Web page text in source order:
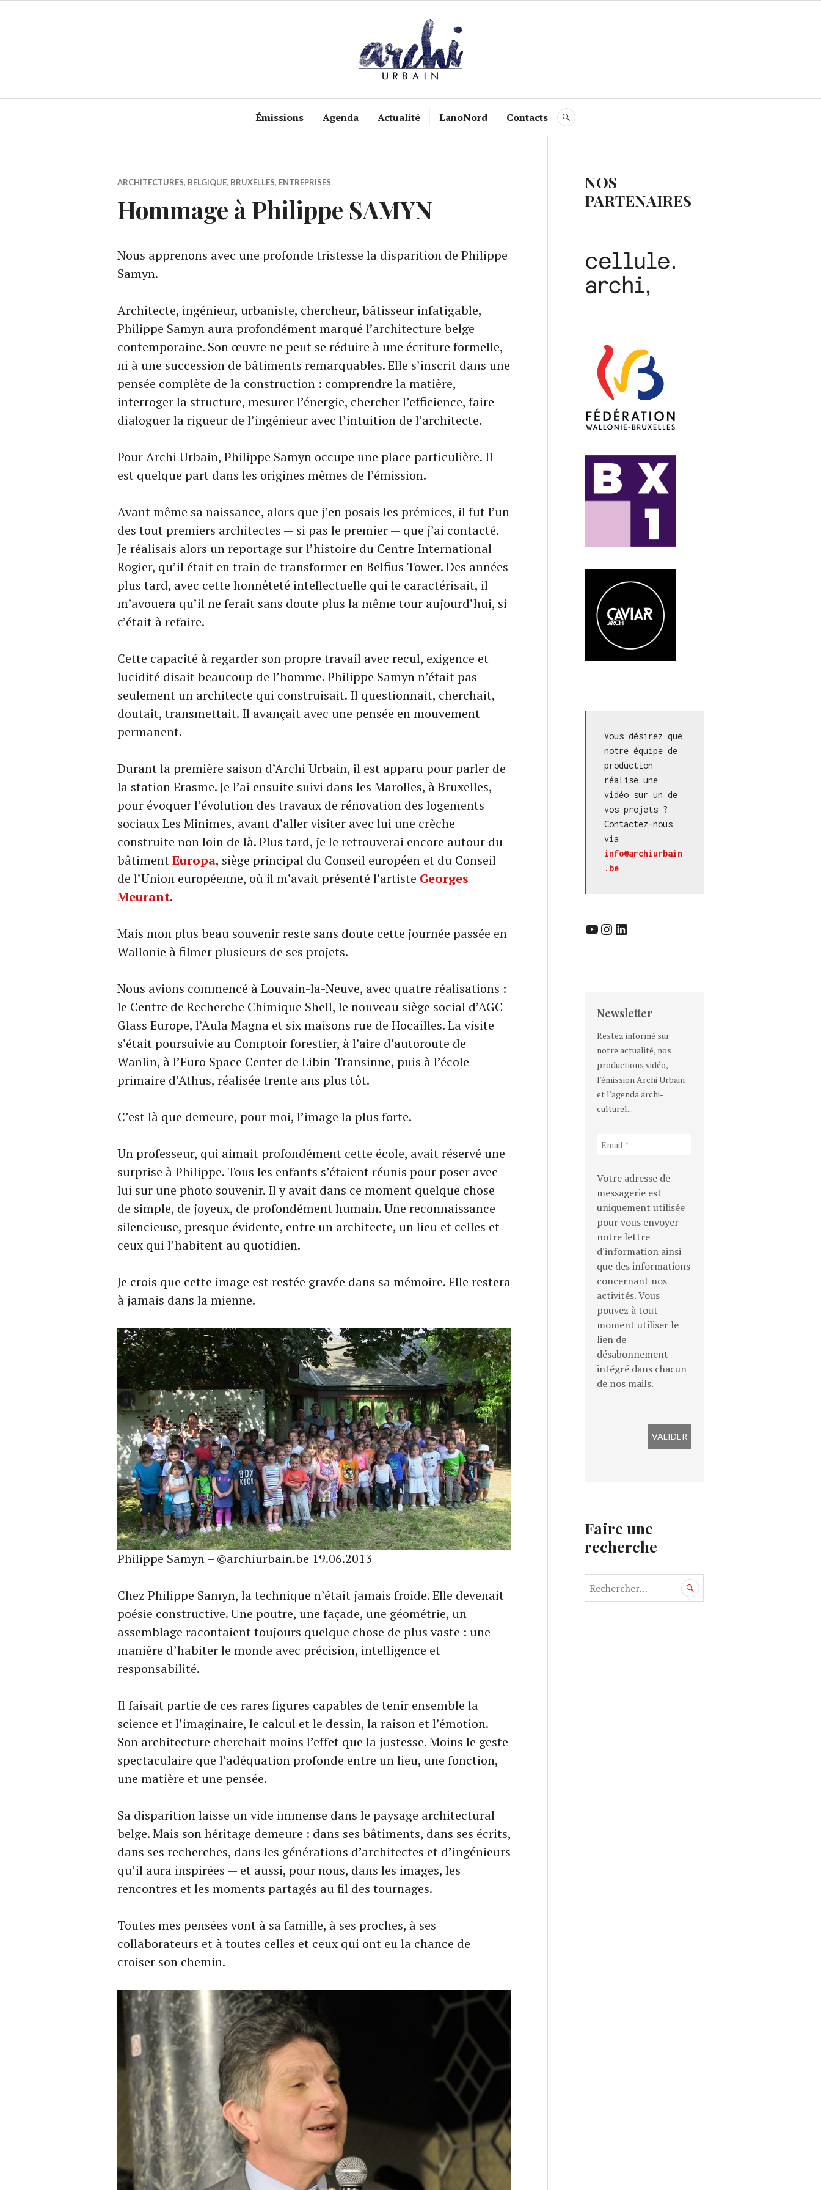
Émissions Agenda Actualité LanoNord Contacts RECHERCHE
ARCHITECTURES, BELGIQUE, BRUXELLES, ENTREPRISES
Hommage à Philippe SAMYN
Nous apprenons avec une profonde tristesse la disparition de Philippe
Samyn.
Architecte, ingénieur, urbaniste, chercheur, bâtisseur infatigable,
Philippe Samyn aura profondément marqué l’architecture belge
contemporaine. Son œuvre ne peut se réduire à une écriture formelle,
ni à une succession de bâtiments remarquables. Elle s’inscrit dans une
pensée complète de la construction : comprendre la matière,
interroger la structure, mesurer l’énergie, chercher l’efficience, faire
dialoguer la rigueur de l’ingénieur avec l’intuition de l’architecte.
Pour Archi Urbain, Philippe Samyn occupe une place particulière. Il
est quelque part dans les origines mêmes de l’émission.
Avant même sa naissance, alors que j’en posais les prémices, il fut l’un
des tout premiers architectes — si pas le premier — que j’ai contacté.
Je réalisais alors un reportage sur l’histoire du Centre International
Rogier, qu’il était en train de transformer en Belfius Tower. Des années
plus tard, avec cette honnêteté intellectuelle qui le caractérisait, il
m’avouera qu’il ne ferait sans doute plus la même tour aujourd’hui, si
c’était à refaire.
Cette capacité à regarder son propre travail avec recul, exigence et
lucidité disait beaucoup de l’homme. Philippe Samyn n’était pas
seulement un architecte qui construisait. Il questionnait, cherchait,
doutait, transmettait. Il avançait avec une pensée en mouvement
permanent.
Durant la première saison d’Archi Urbain, il est apparu pour parler de
la station Erasme. Je l’ai ensuite suivi dans les Marolles, à Bruxelles,
pour évoquer l’évolution des travaux de rénovation des logements
sociaux Les Minimes, avant d’aller visiter avec lui une crèche
construite non loin de là. Plus tard, je le retrouverai encore autour du
bâtimentEuropa, siège principal du Conseil européen et du Conseil
de l’Union européenne, où il m’avait présenté l’artiste Georges
Meurant.
Mais mon plus beau souvenir reste sans doute cette journée passée en
Wallonie à filmer plusieurs de ses projets.
Nous avions commencé à Louvain-la-Neuve, avec quatre réalisations :
le Centre de Recherche Chimique Shell, le nouveau siège social d’AGC
Glass Europe, l’Aula Magna et six maisons rue de Hocailles. La visite
s’était poursuivie au Comptoir forestier, à l’aire d’autoroute de
Wanlin, à l’Euro Space Center de Libin-Transinne, puis à l’école
primaire d’Athus, réalisée trente ans plus tôt.
C’est là que demeure, pour moi, l’image la plus forte.
Un professeur, qui aimait profondément cette école, avait réservé une
surprise à Philippe. Tous les enfants s’étaient réunis pour poser avec
lui sur une photo souvenir. Il y avait dans ce moment quelque chose
de simple, de joyeux, de profondément humain. Une reconnaissance
silencieuse, presque évidente, entre un architecte, un lieu et celles et
ceux qui l’habitent au quotidien.
Je crois que cette image est restée gravée dans sa mémoire. Elle restera
à jamais dans la mienne.
Philippe Samyn – ©archiurbain.be 19.06.2013
Chez Philippe Samyn, la technique n’était jamais froide. Elle devenait
poésie constructive. Une poutre, une façade, une géométrie, un
assemblage racontaient toujours quelque chose de plus vaste : une
manière d’habiter le monde avec précision, intelligence et
responsabilité.
Il faisait partie de ces rares figures capables de tenir ensemble la
science et l’imaginaire, le calcul et le dessin, la raison et l’émotion.
Son architecture cherchait moins l’effet que la justesse. Moins le geste
spectaculaire que l’adéquation profonde entre un lieu, une fonction,
une matière et une pensée.
Sa disparition laisse un vide immense dans le paysage architectural
belge. Mais son héritage demeure : dans ses bâtiments, dans ses écrits,
dans ses recherches, dans les générations d’architectes et d’ingénieurs
qu’il aura inspirées — et aussi, pour nous, dans les images, les
rencontres et les moments partagés au fil des tournages.
Toutes mes pensées vont à sa famille, à ses proches, à ses
collaborateurs et à toutes celles et ceux qui ont eu la chance de
croiser son chemin.
NOS
PARTENAIRES
Vous désirez que
notre équipe de
production
réalise une
vidéo sur un de
vos projets ?
Contactez-nous
info@archiurbain
.be
YouTube InstagramLinkedIn
Newsletter
Restez informé sur
notre actualité, nos
productions vidéo,
l'émission Archi Urbain
et l'agenda archi-
culturel...
Votre adresse de
messagerie est
uniquement utilisée
pour vous envoyer
notre lettre
d'information ainsi
que des informations
concernant nos
activités. Vous
pouvez à tout
moment utiliser le
lien de
désabonnement
intégré dans chacun
de nos mails.
Faire une
recherche